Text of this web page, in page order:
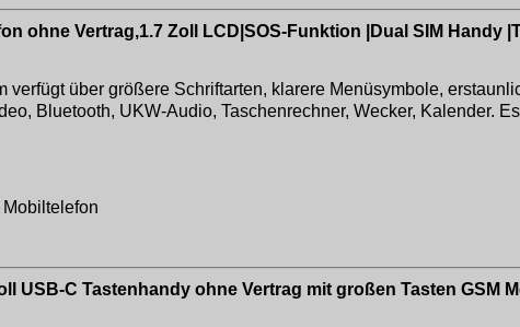
ohne Vertrag,1.7 Zoll LCD|SOS-Funktion |Dual SIM Handy
verfügt über größere Schriftarten, klarere Menüsymbole,
Bluetooth, UKW-Audio, Taschenrechner, Wecker, Kalender.
USB-C Tastenhandy ohne Vertrag mit großen Tasten GSM